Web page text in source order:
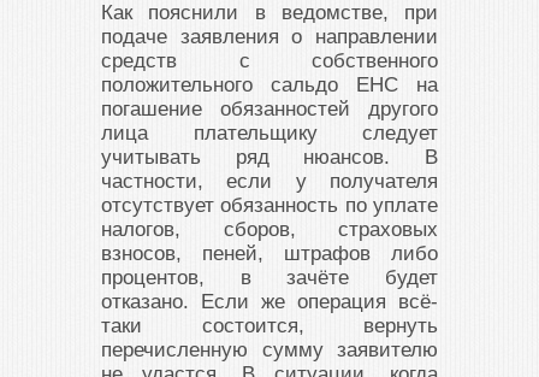
Как пояснили в ведомстве, при
подаче заявления о направлении
средств с собственного
положительного сальдо ЕНС на
погашение обязанностей другого
лица плательщику следует
учитывать ряд нюансов. В
частности, если у получателя
отсутствует обязанность по уплате
налогов, сборов, страховых
взносов, пеней, штрафов либо
процентов, в зачёте будет
отказано. Если же операция всё-
таки состоится, вернуть
перечисленную сумму заявителю